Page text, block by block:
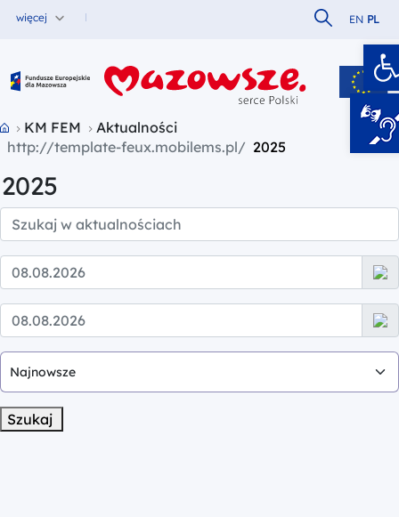
więcej Szukaj w
EN PL
Fundusze Europejskie dla Mazowsza
Przejdź do strony głównej portalu
KM FEM
Aktualności
2025
2025
Szukaj